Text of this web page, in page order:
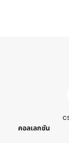
คอลเลกชัน